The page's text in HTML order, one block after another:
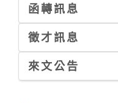
函轉訊息
徵才訊息
來文公告